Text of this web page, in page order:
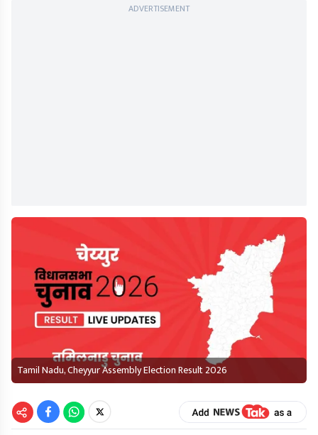
ADVERTISEMENT
Tamil Nadu, Cheyyur Assembly Election Result 2026